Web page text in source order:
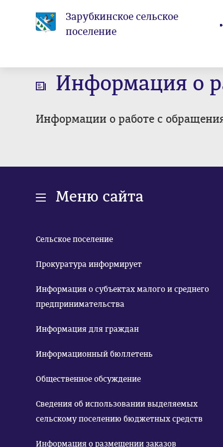
Зарубкинское сельское
поселение
Информация о
Информации о работе с
Меню сайта
Сельское поселение
Прокуратура информирует
Информация о субъектах малого и среднего
предпринимательства
Информация для граждан
Информационный бюллетень
Общественное обсуждение
Сведения об использовании выделяемых
сельскому поселению бюджетных средств
Информация о размещении заказов